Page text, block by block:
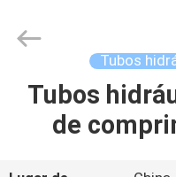
CASA
fornecedor.
Copyright
wirehydraulichose.com.
ECER
Tubos
Tubos
de